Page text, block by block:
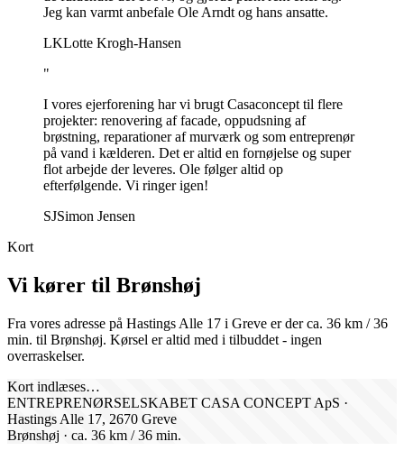
Jeg kan varmt anbefale Ole Arndt og hans ansatte.
LKLotte Krogh-Hansen
"
I vores ejerforening har vi brugt Casaconcept til flere
projekter: renovering af facade, oppudsning af
brøstning, reparationer af murværk og som entreprenør
på vand i kælderen. Det er altid en fornøjelse og super
flot arbejde der leveres. Ole følger altid op
efterfølgende. Vi ringer igen!
SJSimon Jensen
Kort
Vi kører til Brønshøj
Fra vores adresse på Hastings Alle 17 i Greve er der ca. 36 km /36
min. til Brønshøj. Kørsel er altid med i tilbuddet - ingen
overraskelser.
Kort indlæses…
ENTREPRENØRSELSKABET CASA CONCEPT ApS ·
Hastings Alle 17, 2670 Greve
Brønshøj · ca. 36 km /36 min.